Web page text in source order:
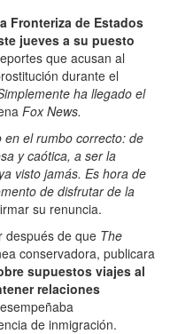
Fronteriza de Estados
jueves a su puesto
que acusan al
durante el
ha llegado el
Fox News.
en el rumbo correcto: de
y caótica, a ser la
visto jamás. Es hora de
de disfrutar de la
su renuncia.
después de que The
conservadora, publicara
supuestos viajes al
relaciones
de inmigración.